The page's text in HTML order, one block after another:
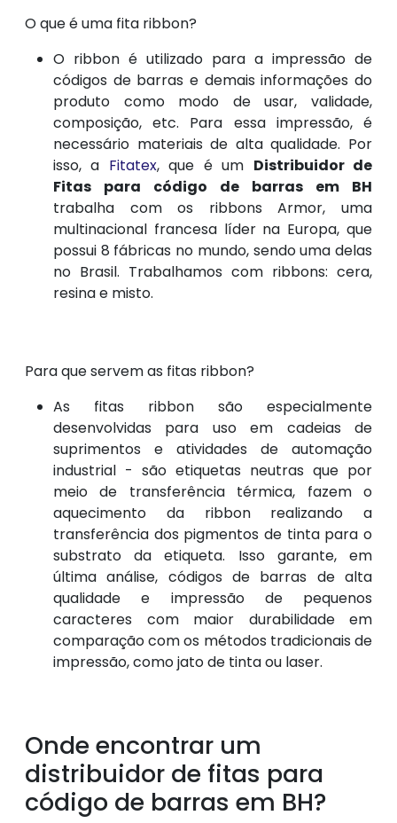
O que é uma fita ribbon?
O ribbon é utilizado para a impressão de
códigos de barras e demais informações do
produto como modo de usar, validade,
composição, etc. Para essa impressão, é
necessário materiais de alta qualidade. Por
isso, a Fitatex, que é um Distribuidor de
Fitas para código de barras em BH
trabalha com os ribbons Armor, uma
multinacional francesa líder na Europa, que
possui 8 fábricas no mundo, sendo uma delas
no Brasil. Trabalhamos com ribbons: cera,
resina e misto.
Para que servem as fitas ribbon?
As fitas ribbon são especialmente
desenvolvidas para uso em cadeias de
suprimentos e atividades de automação
industrial - são etiquetas neutras que por
meio de transferência térmica, fazem o
aquecimento da ribbon realizando a
transferência dos pigmentos de tinta para o
substrato da etiqueta. Isso garante, em
última análise, códigos de barras de alta
qualidade e impressão de pequenos
caracteres com maior durabilidade em
comparação com os métodos tradicionais de
impressão, como jato de tinta ou laser.
Onde encontrar um
distribuidor de fitas para
código de barras em BH?